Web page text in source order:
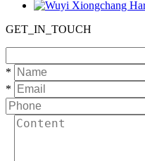
GET_IN_TOUCH
*
*